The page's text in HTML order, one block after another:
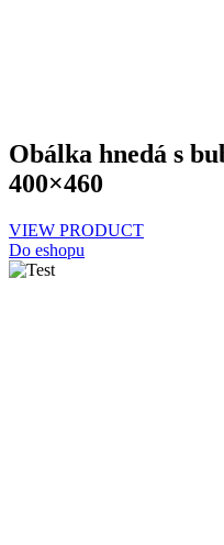
Obálka hnedá s
400×460
VIEW PRODUCT
Do eshopu